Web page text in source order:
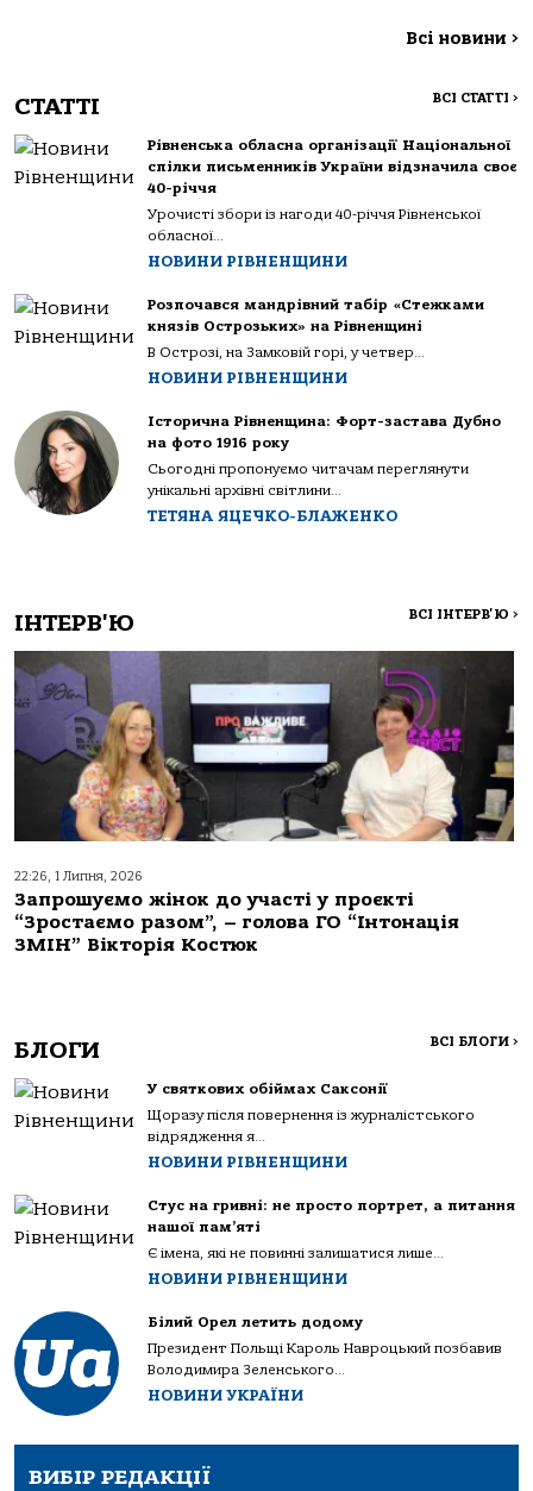
Всі новини >
СТАТТІ ВСІ СТАТТІ >
Рівненська обласна організації Національної
спілки письменників України відзначила своє
40-річчя
Урочисті збори із нагоди 40-річчя Рівненської
обласної...
НОВИНИ РІВНЕНЩИНИ
Розпочався мандрівний табір «Стежками
князів Острозьких» на Рівненщині
В Острозі, на Замковій горі, у четвер...
НОВИНИ РІВНЕНЩИНИ
Історична Рівненщина: Форт-застава Дубно
на фото 1916 року
Сьогодні пропонуємо читачам переглянути
унікальні архівні світлини...
ТЕТЯНА ЯЦЕЧКО-БЛАЖЕНКО
ІНТЕРВ'Ю ВСІ ІНТЕРВ'Ю >
22:26, 1 Липня, 2026
Запрошуємо жінок до участі у проєкті
“Зростаємо разом”, – голова ГО “Інтонація
ЗМІН” Вікторія Костюк
БЛОГИ ВСІ БЛОГИ >
У святкових обіймах Саксонії
Щоразу після повернення із журналістського
відрядження я...
НОВИНИ РІВНЕНЩИНИ
Стус на гривні: не просто портрет, а питання
нашої пам’яті
Є імена, які не повинні залишатися лише...
НОВИНИ РІВНЕНЩИНИ
Білий Орел летить додому
Президент Польщі Кароль Навроцький позбавив
Володимира Зеленського...
НОВИНИ УКРАЇНИ
ВИБІР РЕДАКЦІЇ